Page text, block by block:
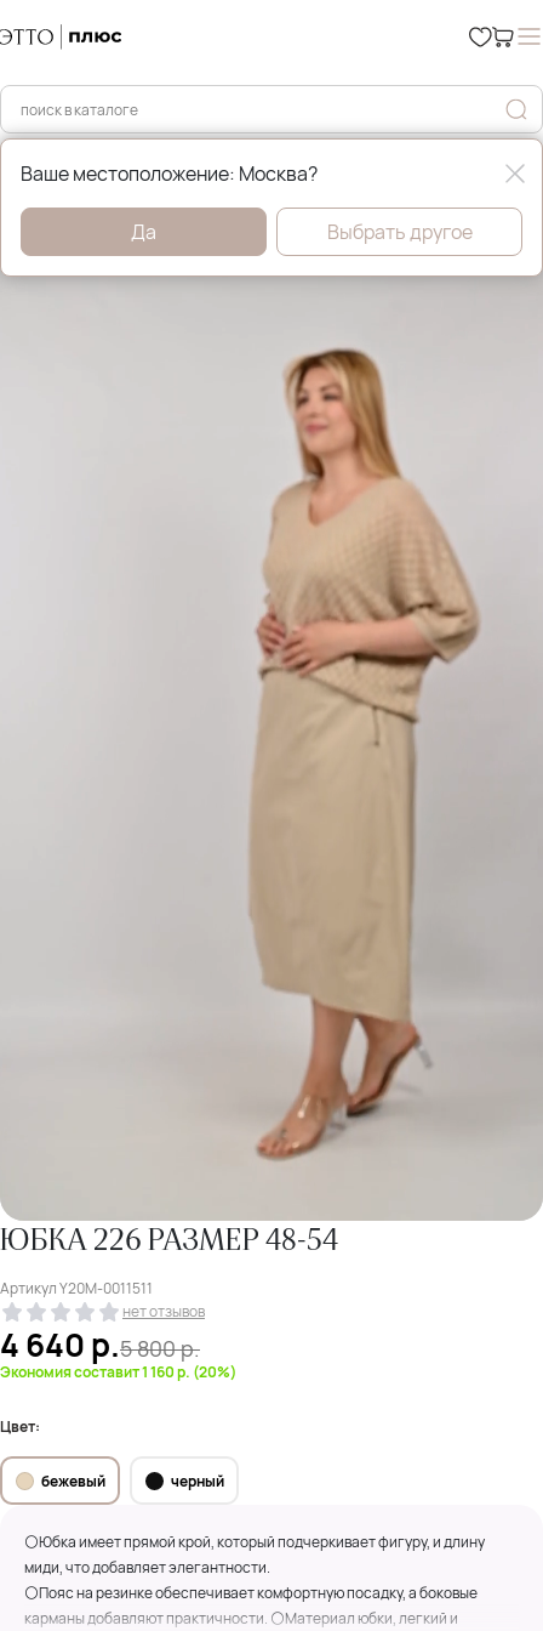
Главная Юбки
ЮБКА 226 РАЗМЕР 48-54
АртикулY20M-0011511
нет отзывов
4 640р.5 800р.
Экономия составит 1 160 р. (20%)
Цвет:
бежевый черный
⚪Юбка имеет прямой крой, который подчеркивает фигуру, и длину
миди, что добавляет элегантности.
⚪Пояс на резинке обеспечивает комфортную посадку, а боковые
карманы добавляют практичности. ⚪Материал юбки, легкий и
Ваше местоположение: Москва?
Да Выбрать другое